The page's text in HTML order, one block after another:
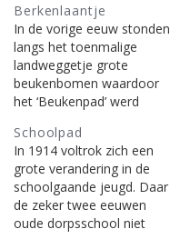
Berkenlaantje
In de vorige eeuw stonden
langs het toenmalige
landweggetje grote
beukenbomen waardoor
het ‘Beukenpad’ werd
twee woningen aan dat
karrespoor. Toen in de
twintiger jaren aldaar de St.
Jozefwoningen werden
gebouwd moesten de
beuken daarvoor plaats
Schoolpad
In 1914 voltrok zich een
grote verandering in de
schoolgaande jeugd. Daar
de zeker twee eeuwen
oude dorpsschool niet